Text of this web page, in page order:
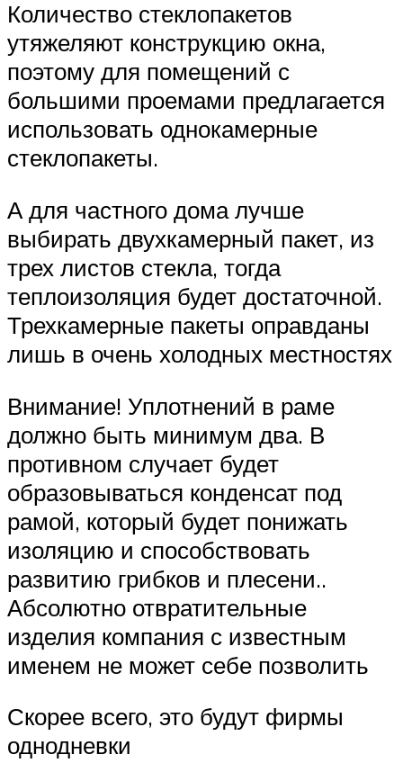
Количество стеклопакетов
утяжеляют конструкцию окна,
поэтому для помещений с
большими проемами предлагается
использовать однокамерные
стеклопакеты.
А для частного дома лучше
выбирать двухкамерный пакет, из
трех листов стекла, тогда
теплоизоляция будет достаточной.
Трехкамерные пакеты оправданы
лишь в очень холодных местностях
Внимание! Уплотнений в раме
должно быть минимум два. В
противном случает будет
образовываться конденсат под
рамой, который будет понижать
изоляцию и способствовать
развитию грибков и плесени..
Абсолютно отвратительные
изделия компания с известным
именем не может себе позволить
Скорее всего, это будут фирмы
однодневки